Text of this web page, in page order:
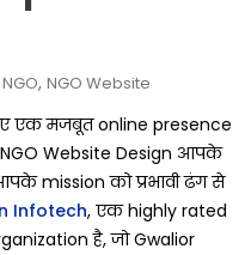
NGO, NGO Website
एक मजबूत online presence
Website Design आपके
mission को प्रभावी ढंग से
Infotech, एक highly rated
है, जो Gwalior